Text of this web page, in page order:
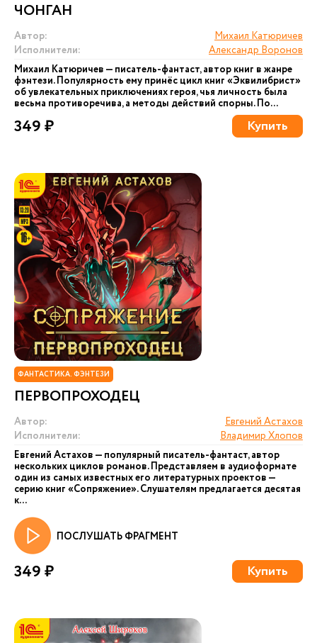
ЧОНГАН
Автор:
Михаил Катюричев
Исполнители:
Александр Воронов
Михаил Катюричев — писатель-фантаст, автор книг в жанре
фэнтези. Популярность ему принёс цикл книг «Эквилибрист»
об увлекательных приключениях героя, чья личность была
весьма противоречива, а методы действий спорны. По...
349 ₽ Купить
ФАНТАСТИКА. ФЭНТЕЗИ
ПЕРВОПРОХОДЕЦ
Автор:
Евгений Астахов
Исполнители:
Владимир Хлопов
Евгений Астахов — популярный писатель-фантаст, автор
нескольких циклов романов. Представляем в аудиоформате
один из самых известных его литературных проектов —
серию книг «Сопряжение». Слушателям предлагается десятая
к...
ПОСЛУШАТЬ ФРАГМЕНТ
349 ₽ Купить